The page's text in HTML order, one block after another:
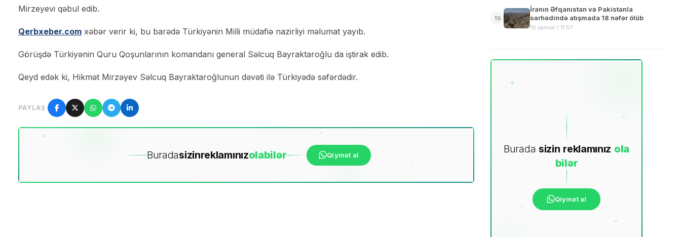
Mirzeyevi qəbul edib.
Qerbxeber.com xəbər verir ki, bu barədə Türkiyənin Milli müdafiə nazirliyi məlumat yayıb.
Görüşdə Türkiyənin Quru Qoşunlarının komandanı general Səlcuq Bayraktaroğlu da iştirak edib.
Qeyd edək ki, Hikmət Mirzəyev Səlcuq Bayraktaroğlunun dəvəti ilə Türkiyədə səfərdədir.
PAYLAŞ
Buradasizinreklamınızolabilər Qiymət al
15
İranın Əfqanıstan və Pakistanla
sərhədində atışmada 18 nəfər ölüb
16 yanvar / 11:57
Burada sizin reklamınız ola
bilər
Qiymət al